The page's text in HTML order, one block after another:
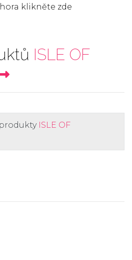
klikněte zde
ISLE OF
ISLE OF